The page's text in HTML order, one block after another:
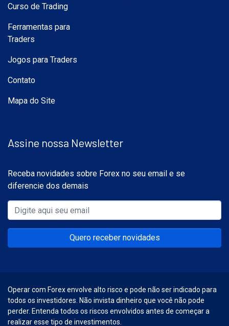
Curso de Trading
Ferramentas para
Traders
Jogos para Traders
Contato
Mapa do Site
Assine nossa Newsletter
Receba novidades sobre Forex no seu email e se
diferencie dos demais
Quero receber novidades
Operar com Forex envolve alto risco e pode não ser indicado para
todos os investidores. Não invista dinheiro que você não pode
perder. Entenda todos os riscos envolvidos antes de começar a
realizar esse tipo de investimentos.